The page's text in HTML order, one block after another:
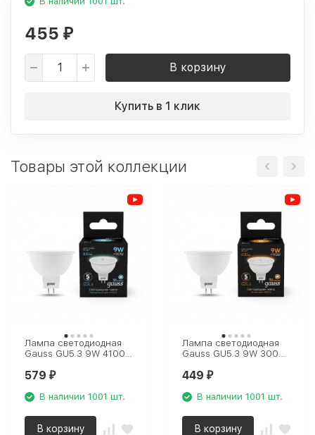
455 ₽
В корзину
Купить в 1 клик
Товары этой коллекции
Лампа светодиодная
Gauss GU5.3 9W 4100K
579 ₽
В наличии 1001 шт.
В корзину
Лампа светодиодная
Gauss GU5.3 9W 3000K
449 ₽
В наличии 1001 шт.
В корзину